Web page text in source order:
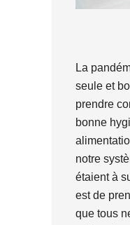
La
seule et
prendre
bonne
notre
étaient à
est de
que tous